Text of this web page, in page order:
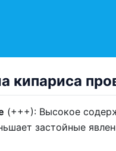
кипариса
(+++): Высокое
застойные